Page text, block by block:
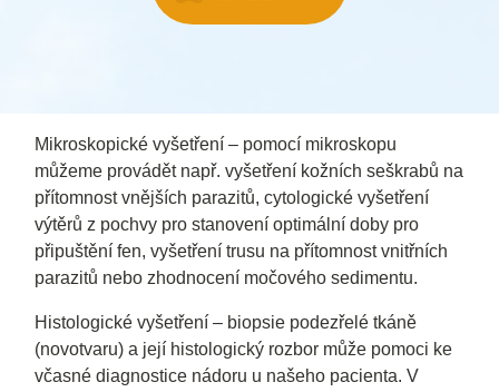
Mikroskopické vyšetření – pomocí mikroskopu
můžeme provádět např. vyšetření kožních seškrabů na
přítomnost vnějších parazitů, cytologické vyšetření
výtěrů z pochvy pro stanovení optimální doby pro
připuštění fen, vyšetření trusu na přítomnost vnitřních
parazitů nebo zhodnocení močového sedimentu.
Histologické vyšetření – biopsie podezřelé tkáně
(novotvaru) a její histologický rozbor může pomoci ke
včasné diagnostice nádoru u našeho pacienta. V